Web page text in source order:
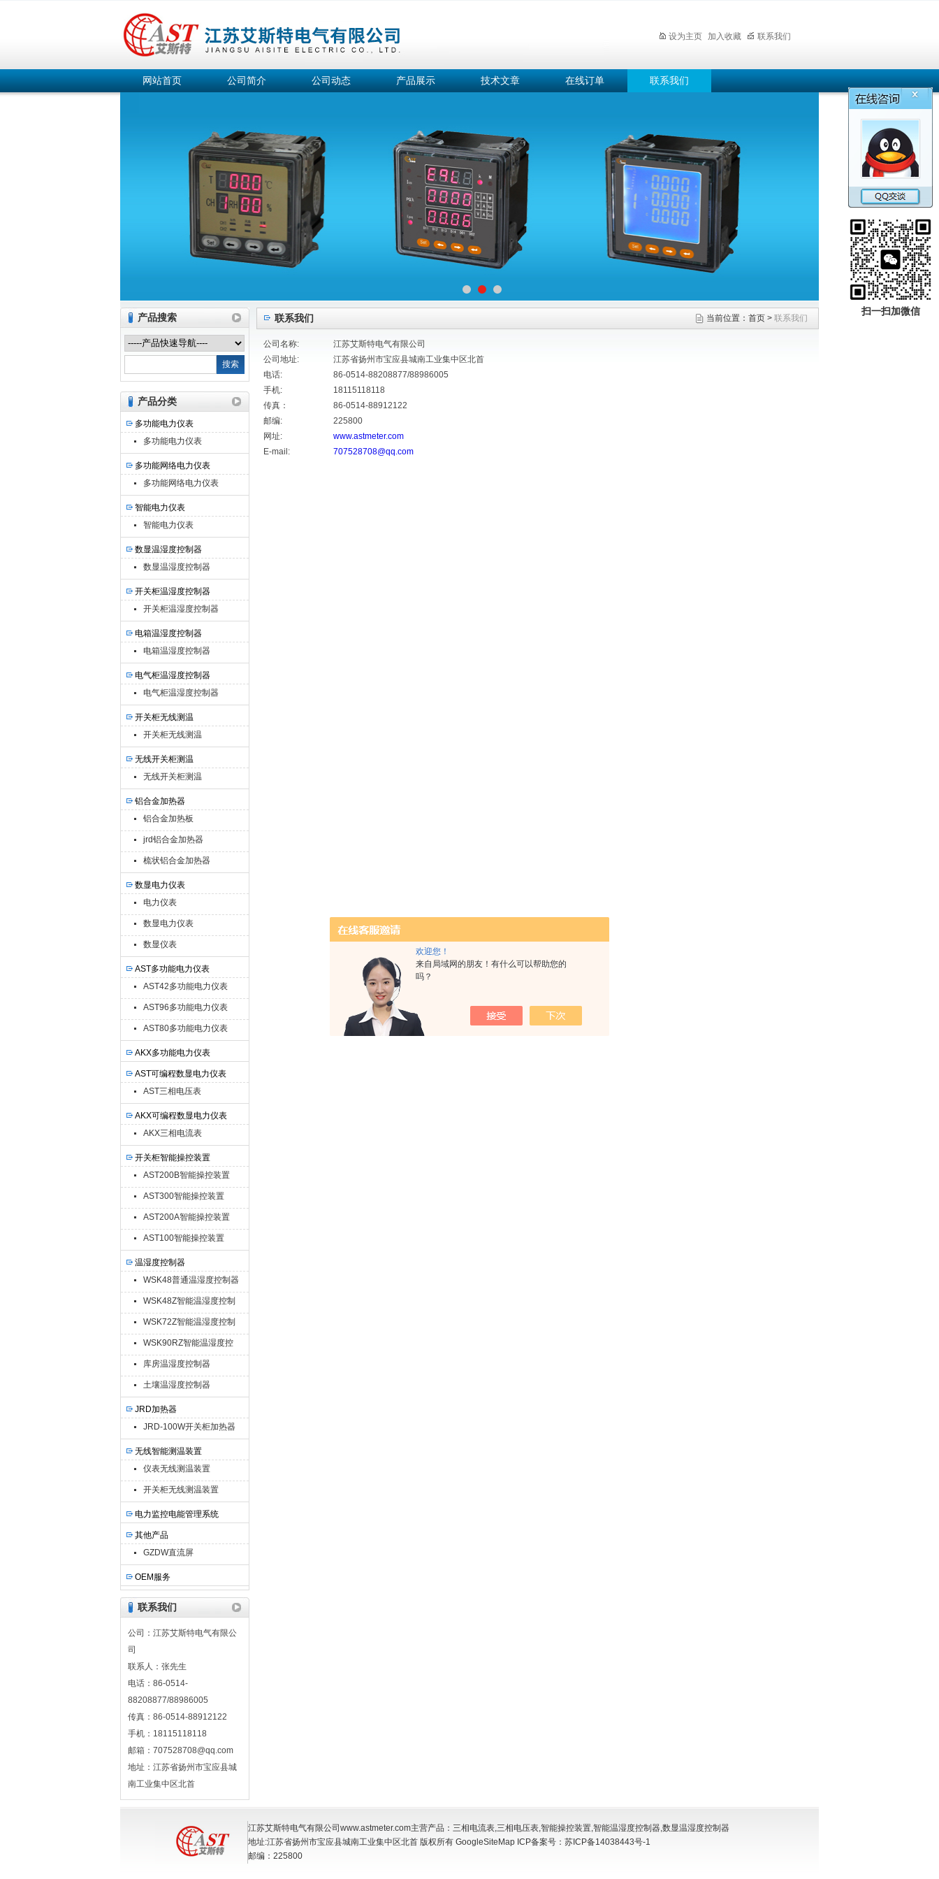
欢迎您！
来自局域网的朋友！有什么可以帮助您的
吗？
江苏艾斯特电气有限公司
设为主页 加入收藏 联系我们
网站首页 公司简介 公司动态 产品展示 技术文章 在线订单 联系我们
产品搜索
产品分类
多功能电力仪表
多功能电力仪表
多功能网络电力仪表
多功能网络电力仪表
智能电力仪表
智能电力仪表
数显温湿度控制器
数显温湿度控制器
开关柜温湿度控制器
开关柜温湿度控制器
电箱温湿度控制器
电箱温湿度控制器
电气柜温湿度控制器
电气柜温湿度控制器
开关柜无线测温
开关柜无线测温
无线开关柜测温
无线开关柜测温
铝合金加热器
铝合金加热板
jrd铝合金加热器
梳状铝合金加热器
数显电力仪表
电力仪表
数显电力仪表
数显仪表
AST多功能电力仪表
AST42多功能电力仪表
AST96多功能电力仪表
AST80多功能电力仪表
AKX多功能电力仪表
AST可编程数显电力仪表
AST三相电压表
AKX可编程数显电力仪表
AKX三相电流表
开关柜智能操控装置
AST200B智能操控装置
AST300智能操控装置
AST200A智能操控装置
AST100智能操控装置
温湿度控制器
WSK48普通温湿度控制器
WSK48Z智能温湿度控制
器
WSK72Z智能温湿度控制
器
WSK90RZ智能温湿度控
制器
库房温湿度控制器
土壤温湿度控制器
JRD加热器
JRD-100W开关柜加热器
无线智能测温装置
仪表无线测温装置
开关柜无线测温装置
电力监控电能管理系统
其他产品
GZDW直流屏
OEM服务
联系我们
公司：江苏艾斯特电气有限公
司
联系人：张先生
电话：86-0514-
88208877/88986005
传真：86-0514-88912122
手机：18115118118
邮箱：707528708@qq.com
地址：江苏省扬州市宝应县城
南工业集中区北首
联系我们 当前位置： 首页 > 联系我们
公司名称:
江苏艾斯特电气有限公司
公司地址:
江苏省扬州市宝应县城南工业集中区北首
电话:
86-0514-88208877/88986005
手机:
18115118118
传真：
86-0514-88912122
邮编:
225800
网址:
www.astmeter.com
E-mail:
707528708@qq.com
江苏艾斯特电气有限公司www.astmeter.com主营产品： 三相电流表,三相电压表,智能操控装置,智能温湿度控制器,数显温湿度控制器
地址:江苏省扬州市宝应县城南工业集中区北首 版权所有 GoogleSiteMap ICP备案号： 苏ICP备14038443号-1
邮编：225800
扫一扫加微信